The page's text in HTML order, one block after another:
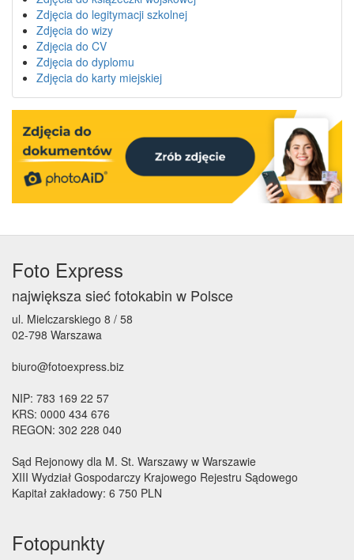
Zdjęcia do legitymacji szkolnej
Zdjęcia do wizy
Zdjęcia do CV
Zdjęcia do dyplomu
Zdjęcia do karty miejskiej
Foto Express
największa sieć fotokabin w Polsce
ul. Mielczarskiego 8 / 58
02-798 Warszawa
biuro@fotoexpress.biz
NIP: 783 169 22 57
KRS: 0000 434 676
REGON: 302 228 040
Sąd Rejonowy dla M. St. Warszawy w Warszawie
XIII Wydział Gospodarczy Krajowego Rejestru Sądowego
Kapitał zakładowy: 6 750 PLN
Fotopunkty